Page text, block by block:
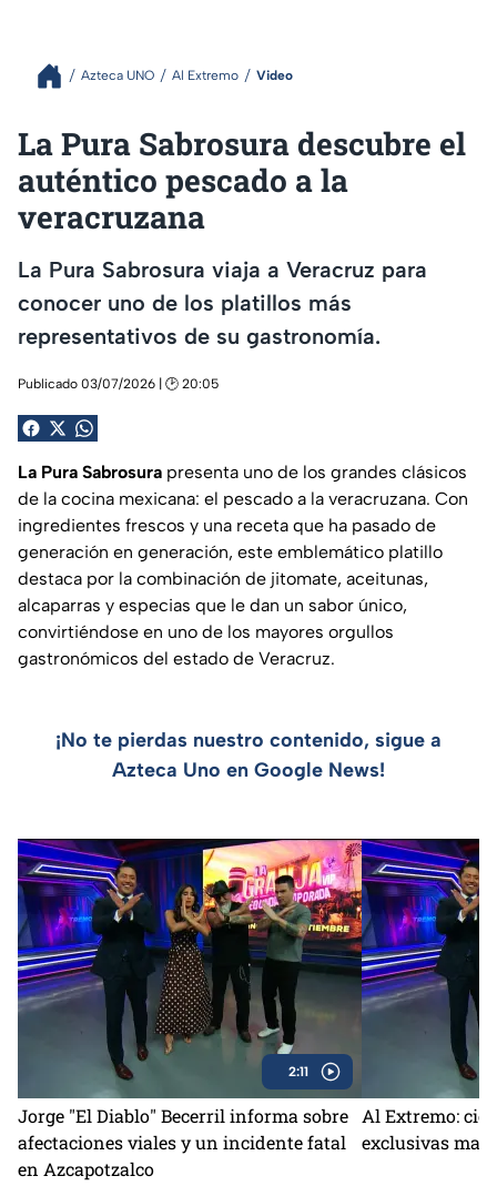
Azteca UNO Al Extremo Video
La Pura Sabrosura descubre el
auténtico pescado a la
veracruzana
La Pura Sabrosura viaja a Veracruz para
conocer uno de los platillos más
representativos de su gastronomía.
Publicado 03/07/2026 | 🕑 20:05
La Pura Sabrosura presenta uno de los grandes clásicos
de la cocina mexicana: el pescado a la veracruzana. Con
ingredientes frescos y una receta que ha pasado de
generación en generación, este emblemático platillo
destaca por la combinación de jitomate, aceitunas,
alcaparras y especias que le dan un sabor único,
convirtiéndose en uno de los mayores orgullos
gastronómicos del estado de Veracruz.
¡No te pierdas nuestro contenido, sigue a
Azteca Uno en Google News!
2:11
Jorge "El Diablo" Becerril informa sobre
afectaciones viales y un incidente fatal
en Azcapotzalco
Al Extremo:
exclusivas